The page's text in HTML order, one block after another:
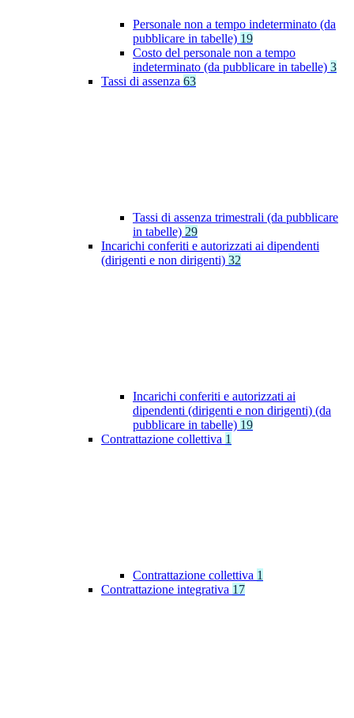
Personale non a tempo indeterminato (da
pubblicare in tabelle) 19
Costo del personale non a tempo
indeterminato (da pubblicare in tabelle) 3
Tassi di assenza 63
Tassi di assenza trimestrali (da pubblicare
in tabelle) 29
Incarichi conferiti e autorizzati ai dipendenti
(dirigenti e non dirigenti) 32
Incarichi conferiti e autorizzati ai
dipendenti (dirigenti e non dirigenti) (da
pubblicare in tabelle) 19
Contrattazione collettiva 1
Contrattazione collettiva 1
Contrattazione integrativa 17